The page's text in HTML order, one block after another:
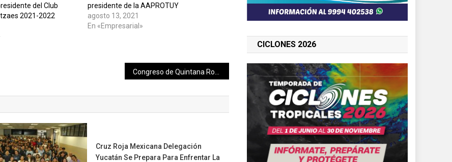
del Club
2021-2022
presidente de la AAPROTUY
agosto 13, 2021
En «Empresarial»
Cruz Roja Mexicana Delegación
Yucatán Se Prepara Para Enfrentar La
CICLONES 2026